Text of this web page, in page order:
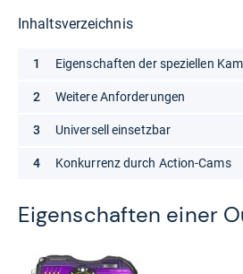
Eigen­schaf­ten einer
Inhaltsverzeichnis
Eigenschaften der speziellen
Weitere Anforderungen
Universell einsetzbar
Konkurrenz durch Action-Cams